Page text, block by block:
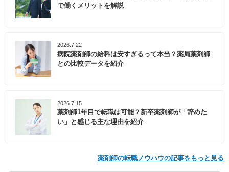
で働くメリットを解説
2026.7.22
病院薬剤師の給料は安すぎるって本当？薬局薬剤師
との比較データを紹介
2026.7.15
薬剤師1年目で転職は可能？新卒薬剤師が「辞めた
い」と感じる主な理由を紹介
薬剤師の転職ノウハウの記事をもっと見る